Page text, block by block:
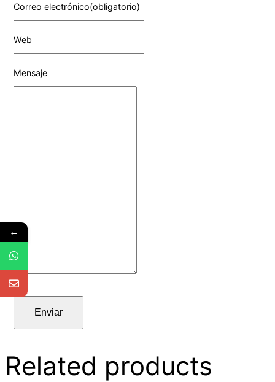
Correo electrónico(obligatorio)
Web
Mensaje
Enviar
Related products
←